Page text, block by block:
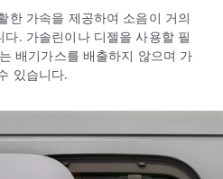
한 가속을 제공하여 소음이 거의
. 가솔린이나 디젤을 사용할 필
배기가스를 배출하지 않으며 가
있습니다.